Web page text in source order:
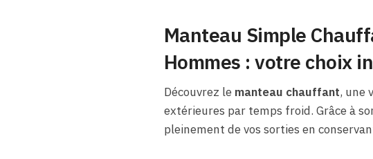
Manteau Simple
Hommes : votre choix
Découvrez le manteau chauffant, une
extérieures par temps froid. Grâce à
pleinement de vos sorties en